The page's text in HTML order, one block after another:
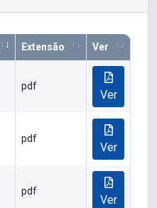
Extensão Ver
pdf
Ver
pdf
Ver
pdf
Ver